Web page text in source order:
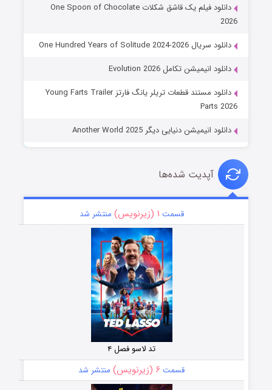
دانلود فیلم یک قاشق شکلات One Spoon of Chocolate
2026
دانلود سریال One Hundred Years of Solitude 2024-2026
دانلود انیمیشن تکامل Evolution 2026
دانلود مستند قطعات تریلر یانگ فارتز Young Farts Trailer
Parts 2026
دانلود انیمیشن دنیایی دیگر Another World 2025
آپدیت شده‌ها
قسمت ۱ (زیرنویس) منتشر شد
تد لاسو فصل ۴
قسمت ۶ (زیرنویس) منتشر شد